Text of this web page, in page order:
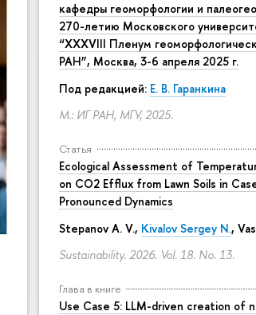
кафедры геоморфологии и
270-летию Московского
“XXXVIII Пленум
РАН”, Москва, 3-6 апреля 2025 г.
Под редакцией: Е. В. Гаранкина
М.: ИГ РАН, МГУ, 2025.
Статья
Ecological Assessment of
on CO2 Efflux from Lawn Soils in
Pronounced Dynamics
Stepanov A. V., Kivalov Sergey N.,
Sustainability. 2026. Vol. 18. No. 13.
Глава в книге
Use Case 5: LLM-driven creation of